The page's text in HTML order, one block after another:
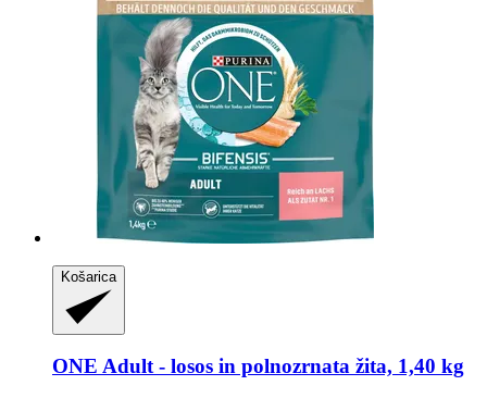
Košarica
ONE Adult -​ losos in polnozrnata žita, 1,40 kg